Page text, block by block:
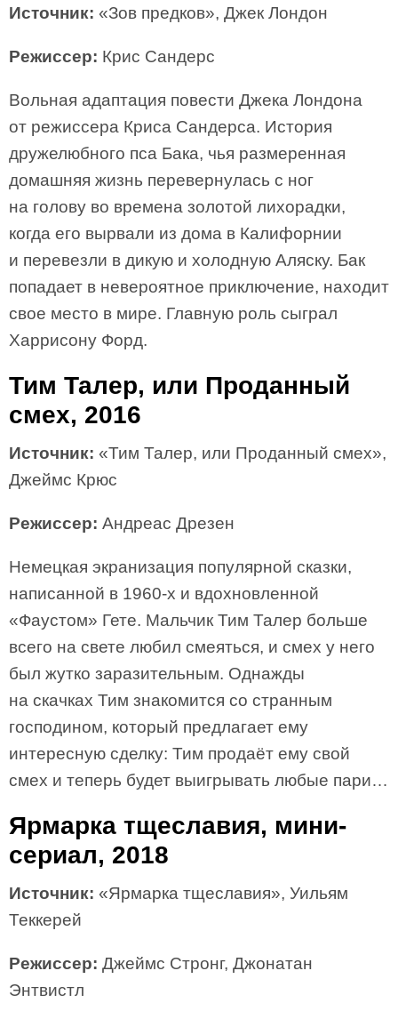
Источник: «Зов предков», Джек Лондон
Режиссер: Крис Сандерс
Вольная адаптация повести Джека Лондона
от режиссера Криса Сандерса. История
дружелюбного пса Бака, чья размеренная
домашняя жизнь перевернулась с ног
на голову во времена золотой лихорадки,
когда его вырвали из дома в Калифорнии
и перевезли в дикую и холодную Аляску. Бак
попадает в невероятное приключение, находит
свое место в мире. Главную роль сыграл
Харрисону Форд.
Тим Талер, или Проданный
смех, 2016
Источник: «Тим Талер, или Проданный смех»,
Джеймс Крюс
Режиссер: Андреас Дрезен
Немецкая экранизация популярной сказки,
написанной в 1960-х и вдохновленной
«Фаустом» Гете. Мальчик Тим Талер больше
всего на свете любил смеяться, и смех у него
был жутко заразительным. Однажды
на скачках Тим знакомится со странным
господином, который предлагает ему
интересную сделку: Тим продаёт ему свой
смех и теперь будет выигрывать любые пари…
Ярмарка тщеславия, мини-
сериал, 2018
Источник: «Ярмарка тщеславия», Уильям
Теккерей
Режиссер: Джеймс Стронг, Джонатан
Энтвистл